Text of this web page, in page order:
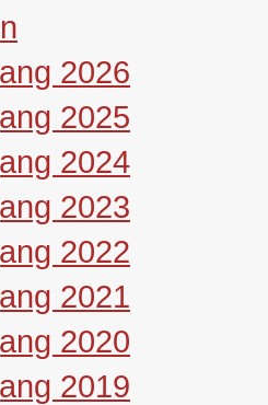
2026
2025
2024
2023
2022
2021
2020
2019